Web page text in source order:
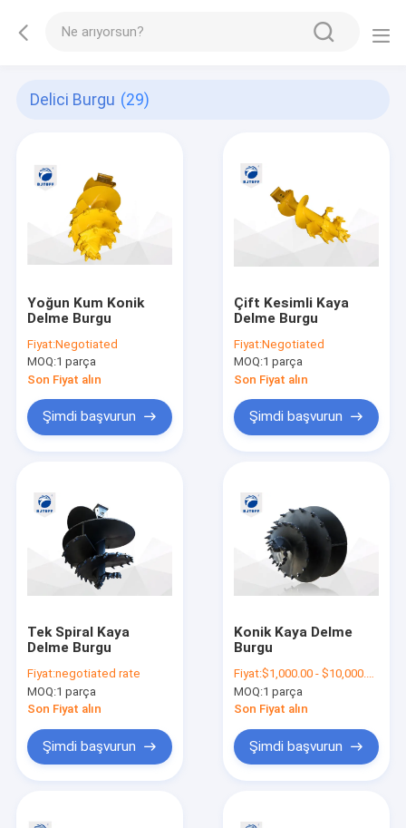
Delici Burgu (29)
Yoğun Kum Konik
Delme Burgu
Fiyat:Negotiated
MOQ:1 parça
Son Fiyat alın
Şimdi başvurun
Çift Kesimli Kaya
Delme Burgu
Fiyat:Negotiated
MOQ:1 parça
Son Fiyat alın
Şimdi başvurun
Tek Spiral Kaya
Delme Burgu
Fiyat:negotiated rate
MOQ:1 parça
Son Fiyat alın
Şimdi başvurun
Konik Kaya Delme
Burgu
Fiyat:$1,000.00 - $10,000.00/Unit
MOQ:1 parça
Son Fiyat alın
Şimdi başvurun